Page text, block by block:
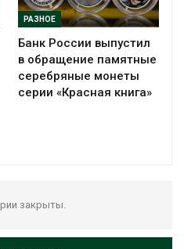
РАЗНОЕ
Банк России выпустил
в обращение памятные
серебряные монеты
серии «Красная книга»
закрыты.